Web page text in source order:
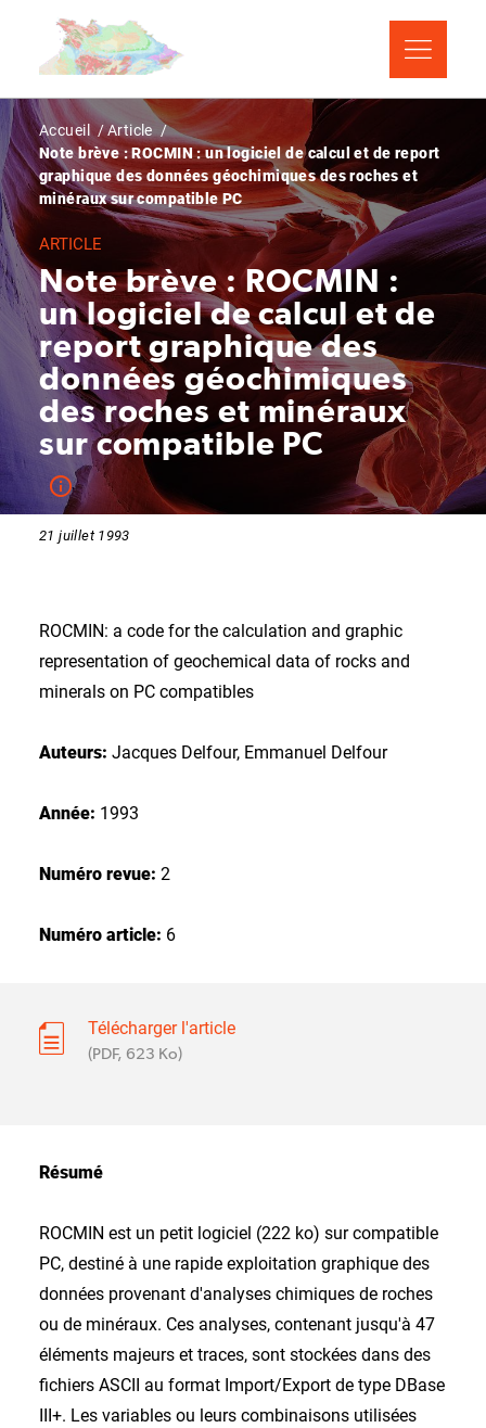
contenu
Fil
d'Ariane
Accueil
Article
Note brève : ROCMIN : un logiciel de calcul et de report
graphique des données géochimiques des roches et
minéraux sur compatible PC
ARTICLE
Note brève : ROCMIN :
un logiciel de calcul et de
report graphique des
données géochimiques
des roches et minéraux
sur compatible PC
21 juillet 1993
ROCMIN: a code for the calculation and graphic
representation of geochemical data of rocks and
minerals on PC compatibles
Auteurs: Jacques Delfour, Emmanuel Delfour
Année: 1993
Numéro revue: 2
Numéro article: 6
Télécharger l'article
(PDF, 623 Ko)
Résumé
ROCMIN est un petit logiciel (222 ko) sur compatible
PC, destiné à une rapide exploitation graphique des
données provenant d'analyses chimiques de roches
ou de minéraux. Ces analyses, contenant jusqu'à 47
éléments majeurs et traces, sont stockées dans des
fichiers ASCII au format Import/Export de type DBase
III+. Les variables ou leurs combinaisons utilisées